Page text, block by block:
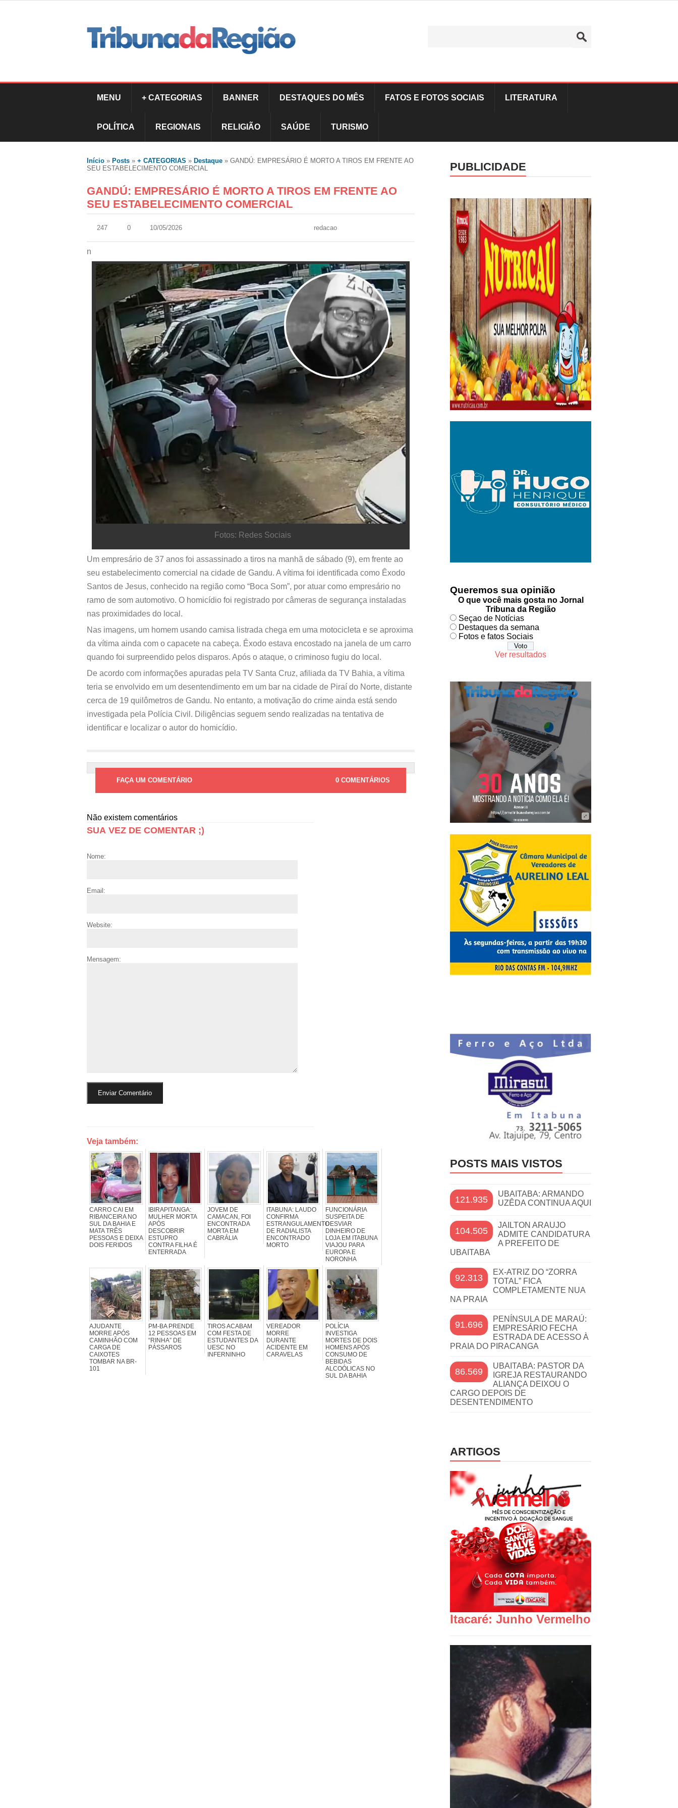
MENU + CATEGORIAS BANNER DESTAQUES DO MÊS FATOS E FOTOS SOCIAIS LITERATURA
POLÍTICA REGIONAIS RELIGIÃO SAÚDE TURISMO
Início » Posts » + CATEGORIAS » Destaque » GANDÚ: EMPRESÁRIO É MORTO A TIROS EM FRENTE AO
SEU ESTABELECIMENTO COMERCIAL
GANDÚ: EMPRESÁRIO É MORTO A TIROS EM FRENTE AO
SEU ESTABELECIMENTO COMERCIAL
247 0 10/05/2026 redacao
n
Fotos: Redes Sociais
Um empresário de 37 anos foi assassinado a tiros na manhã de sábado (9), em frente ao
seu estabelecimento comercial na cidade de Gandu. A vítima foi identificada como Êxodo
Santos de Jesus, conhecido na região como “Boca Som”, por atuar como empresário no
ramo de som automotivo. O homicídio foi registrado por câmeras de segurança instaladas
nas proximidades do local.
Nas imagens, um homem usando camisa listrada chega em uma motocicleta e se aproxima
da vítima ainda com o capacete na cabeça. Êxodo estava encostado na janela de um carro
quando foi surpreendido pelos disparos. Após o ataque, o criminoso fugiu do local.
De acordo com informações apuradas pela TV Santa Cruz, afiliada da TV Bahia, a vítima
teria se envolvido em um desentendimento em um bar na cidade de Piraí do Norte, distante
cerca de 19 quilômetros de Gandu. No entanto, a motivação do crime ainda está sendo
investigada pela Polícia Civil. Diligências seguem sendo realizadas na tentativa de
identificar e localizar o autor do homicídio.
FAÇA UM COMENTÁRIO 0 COMENTÁRIOS
Não existem comentários
SUA VEZ DE COMENTAR ;)
Nome:
Email:
Website:
Mensagem:
Veja também:
CARRO CAI EM
RIBANCEIRA NO
SUL DA BAHIA E
MATA TRÊS
PESSOAS E DEIXA
DOIS FERIDOS
IBIRAPITANGA:
MULHER MORTA
APÓS
DESCOBRIR
ESTUPRO
CONTRA FILHA É
ENTERRADA
JOVEM DE
CAMACAN, FOI
ENCONTRADA
MORTA EM
CABRÁLIA
ITABUNA: LAUDO
CONFIRMA
ESTRANGULAMENTO
DE RADIALISTA
ENCONTRADO
MORTO
FUNCIONÁRIA
SUSPEITA DE
DESVIAR
DINHEIRO DE
LOJA EM ITABUNA
VIAJOU PARA
EUROPA E
NORONHA
AJUDANTE
MORRE APÓS
CAMINHÃO COM
CARGA DE
CAIXOTES
TOMBAR NA BR-
101
PM-BA PRENDE
12 PESSOAS EM
“RINHA” DE
PÁSSAROS
TIROS ACABAM
COM FESTA DE
ESTUDANTES DA
UESC NO
INFERNINHO
VEREADOR
MORRE
DURANTE
ACIDENTE EM
CARAVELAS
POLÍCIA
INVESTIGA
MORTES DE DOIS
HOMENS APÓS
CONSUMO DE
BEBIDAS
ALCOÓLICAS NO
SUL DA BAHIA
PUBLICIDADE
Queremos sua opinião
O que você mais gosta no Jornal
Tribuna da Região
Seçao de Notícias
Destaques da semana
Fotos e fatos Sociais
Ver resultados
POSTS MAIS VISTOS
121.935
UBAITABA: ARMANDO
UZÊDA CONTINUA AQUI
104.505
JAILTON ARAUJO
ADMITE CANDIDATURA
A PREFEITO DE
UBAITABA
92.313
EX-ATRIZ DO “ZORRA
TOTAL” FICA
COMPLETAMENTE NUA
NA PRAIA
91.696
PENÍNSULA DE MARAÚ:
EMPRESÁRIO FECHA
ESTRADA DE ACESSO À
PRAIA DO PIRACANGA
86.569
UBAITABA: PASTOR DA
IGREJA RESTAURANDO
ALIANÇA DEIXOU O
CARGO DEPOIS DE
DESENTENDIMENTO
ARTIGOS
Itacaré: Junho Vermelho